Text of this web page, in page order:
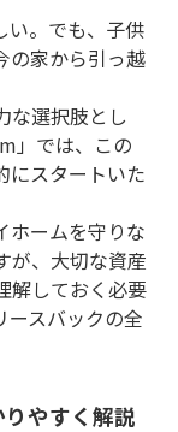
い。でも、子供
の家から引っ越
な選択肢とし
」では、この
にスタートいた
ホームを守りな
が、大切な資産
解しておく必要
ースバックの全
やすく解説